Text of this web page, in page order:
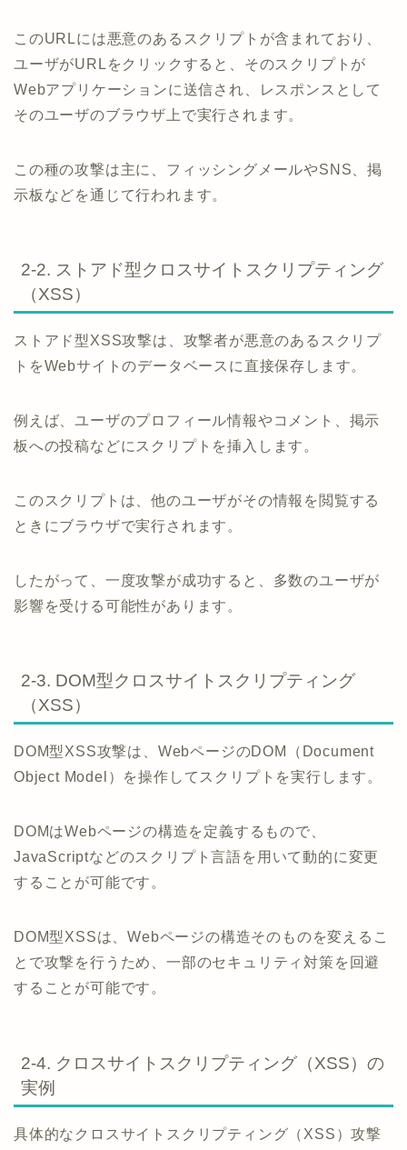
このURLには悪意のあるスクリプトが含まれており、
ユーザがURLをクリックすると、そのスクリプトが
Webアプリケーションに送信され、レスポンスとして
そのユーザのブラウザ上で実行されます。
この種の攻撃は主に、フィッシングメールやSNS、掲
示板などを通じて行われます。
2-2. ストアド型クロスサイトスクリプティング
（XSS）
ストアド型XSS攻撃は、攻撃者が悪意のあるスクリプ
トをWebサイトのデータベースに直接保存します。
例えば、ユーザのプロフィール情報やコメント、掲示
板への投稿などにスクリプトを挿入します。
このスクリプトは、他のユーザがその情報を閲覧する
ときにブラウザで実行されます。
したがって、一度攻撃が成功すると、多数のユーザが
影響を受ける可能性があります。
2-3. DOM型クロスサイトスクリプティング
（XSS）
DOM型XSS攻撃は、WebページのDOM（Document
Object Model）を操作してスクリプトを実行します。
DOMはWebページの構造を定義するもので、
JavaScriptなどのスクリプト言語を用いて動的に変更
することが可能です。
DOM型XSSは、Webページの構造そのものを変えるこ
とで攻撃を行うため、一部のセキュリティ対策を回避
することが可能です。
2-4. クロスサイトスクリプティング（XSS）の
実例
具体的なクロスサイトスクリプティング（XSS）攻撃